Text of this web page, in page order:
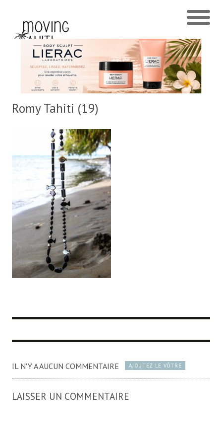
Romy Tahiti (19)
IL N'Y A AUCUN COMMENTAIRE AJOUTEZ LE VÔTRE
LAISSER UN COMMENTAIRE